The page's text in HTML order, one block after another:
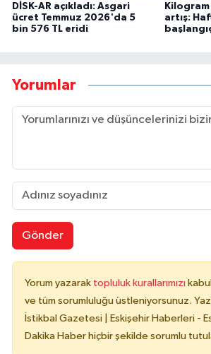
DİSK-AR açıkladı: Asgari
ücret Temmuz 2026'da 5
bin 576 TL eridi
Kilogram
artış:
Yorumlar
Gönder
Yorum yazarak topluluk kurallarımızı
ve tüm sorumluluğu üstleniyorsunuz.
İstikbal Gazetesi | Eskişehir Haberleri -
Dakika Haber hiçbir şekilde sorumlu